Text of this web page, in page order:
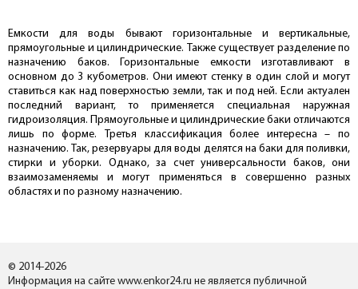
Емкости для воды бывают горизонтальные и вертикальные,
прямоугольные и цилиндрические. Также существует разделение по
назначению баков. Горизонтальные емкости изготавливают в
основном до 3 кубометров. Они имеют стенку в один слой и могут
ставиться как над поверхностью земли, так и под ней. Если актуален
последний вариант, то применяется специальная наружная
гидроизоляция. Прямоугольные и цилиндрические баки отличаются
лишь по форме. Третья классификация более интересна – по
назначению. Так, резервуары для воды делятся на баки для поливки,
стирки и уборки. Однако, за счет универсальности баков, они
взаимозаменяемы и могут применяться в совершенно разных
областях и по разному назначению.
© 2014-2026
Информация на сайте www.enkor24.ru не является публичной